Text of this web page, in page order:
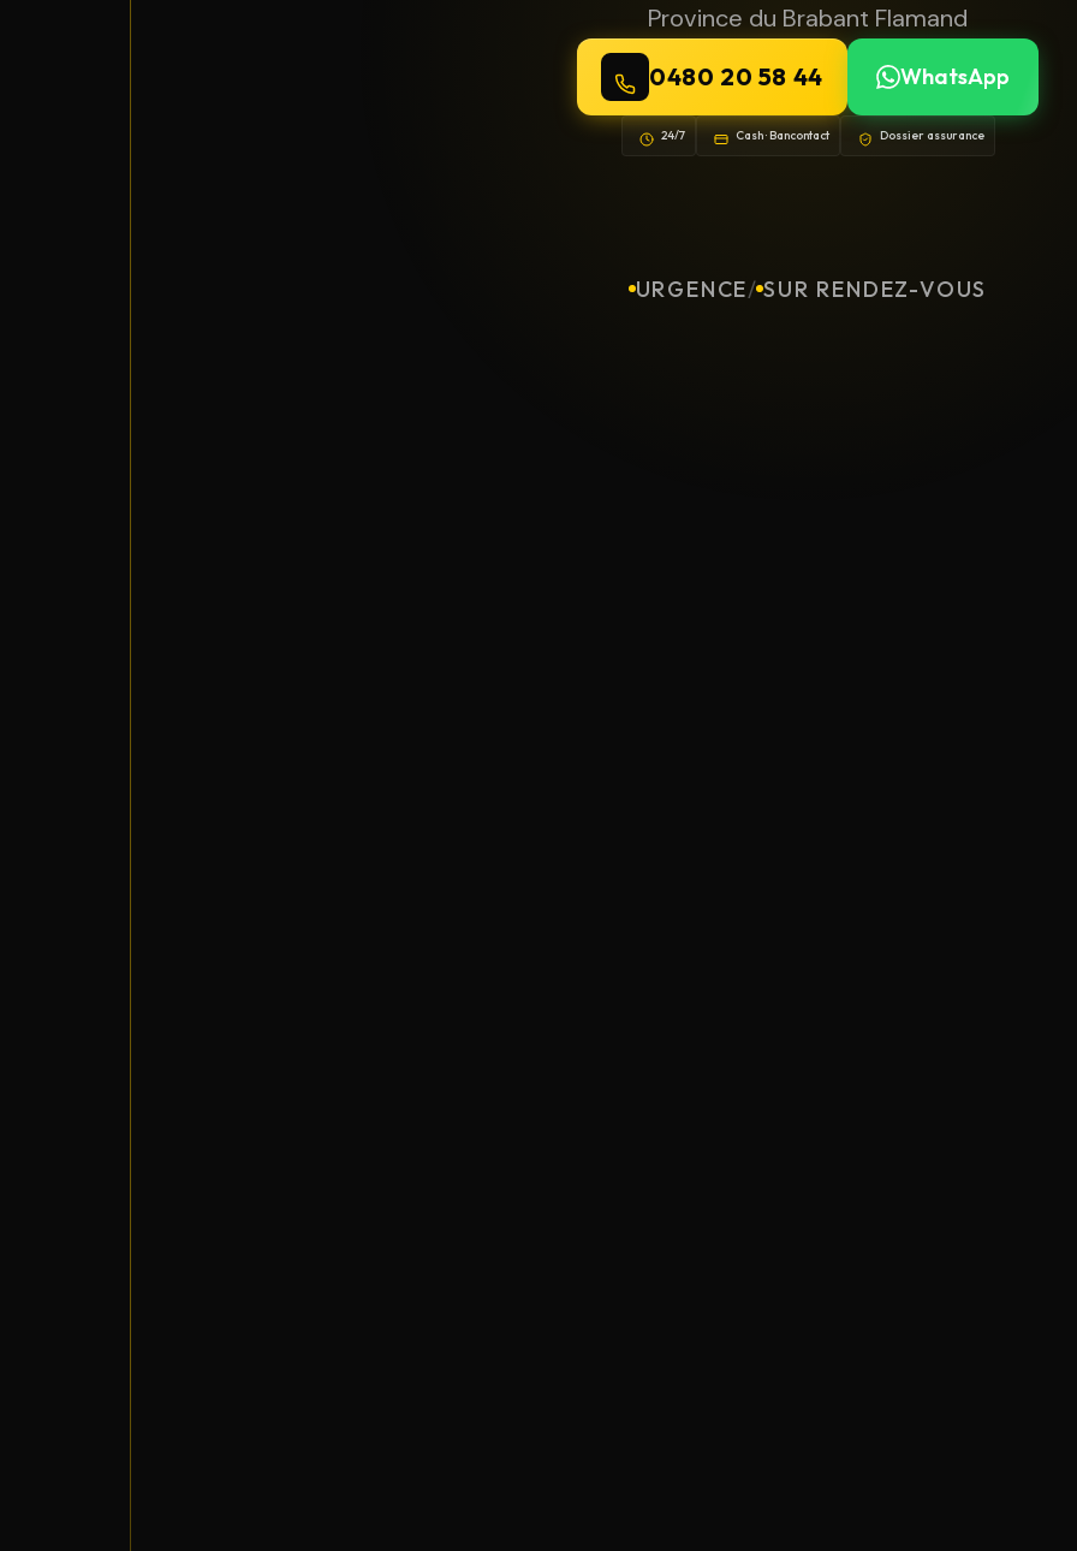
Province du Brabant Flamand
0480 20 58 44 WhatsApp
24/7 Cash · Bancontact Dossier assurance
URGENCE/ SUR RENDEZ-VOUS